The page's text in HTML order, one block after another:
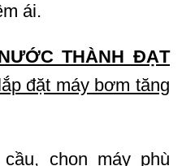
ái.
THÀNH ĐẠT
đặt máy bơm tăng
chọn máy phù